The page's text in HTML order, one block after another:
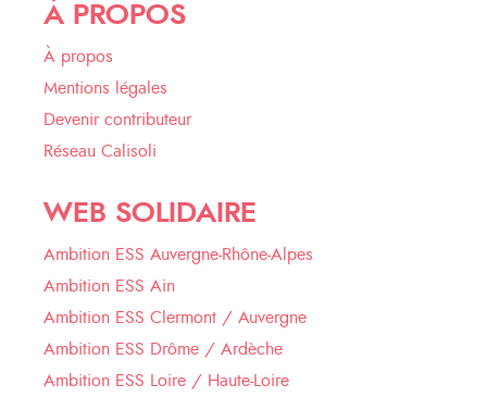
À PROPOS
À propos
Mentions légales
Devenir contributeur
Réseau Calisoli
WEB SOLIDAIRE
Ambition ESS Auvergne-Rhône-Alpes
Ambition ESS Ain
Ambition ESS Clermont / Auvergne
Ambition ESS Drôme / Ardèche
Ambition ESS Loire / Haute-Loire